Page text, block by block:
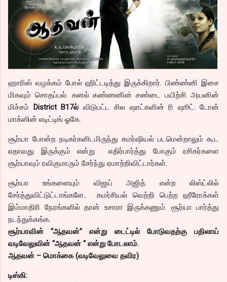
ஹாரிஸ் வழக்கம் போல் ஹிட்டடித்து இருக்கிறார். பிண்ண்னி இசை
மிகவும் சொதப்பல். கனல் கண்ணனின் சண்டை பயிற்சி அயனின்
மிச்சம்
District B17ல் விடுபட்ட சில ஷாட்களின் ரி ஷூட். டோன்
மாக்ஸின் எடிட்டிங் ஓகே.
சூர்யா போன்ற நடிகர்களிடமிருந்து கமர்ஷியல் படமென்றாலும் கூட
ஏதாவது இருக்கும் என்று எதிர்பார்த்து போகும் ரசிகர்களை
சூர்யாவும் ரவிகுமாரும் சேர்ந்து ஏமாற்றிவிட்டார்கள்.
சூர்யா உங்களையும் விஜய் அஜித் என்ற லிஸ்ட்லில்
சேர்த்துவிட்டுட்டாங்களே.. கமர்சியல் வெற்றி பெற்ற ஹீரோக்கள்
இம்மாதிரி நேரங்களில் தான் உசாரா இருக்கணும். சூர்யா பார்த்து
நடந்துக்கங்க.
சூர்யாவின் “ஆதவன்” என்று டைட்டில் போடுவதற்கு பதிலாய்
வடிவேலுவின் “ஆதவன் “ என்று போடலாம்.
ஆதவன் – மொக்கை (வடிவேலுவை தவிர)
டிஸ்கி: